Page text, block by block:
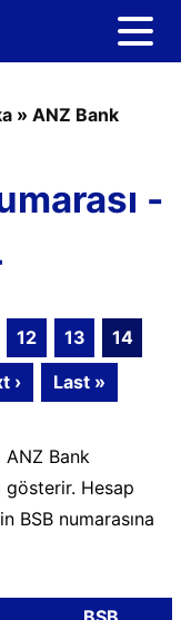
» ANZ Bank
-
12 13
14
› Last »
Bank
gösterir. Hesap
BSB numarasına